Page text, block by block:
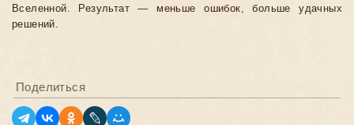
Вселенной. Результат — меньше ошибок, больше удачных
решений.
Поделиться